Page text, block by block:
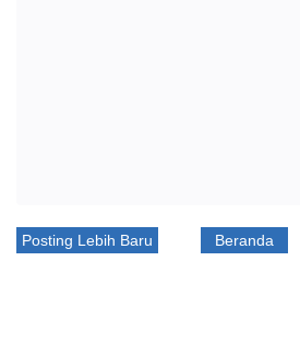
Posting Lebih Baru Beranda